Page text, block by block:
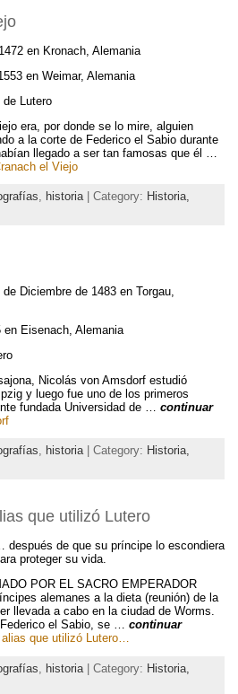
en Kronach, Alemania
en Weimar, Alemania
Lutero
era, por donde se lo mire, alguien
a la corte de Federico el Sabio durante
llegado a ser tan famosas que él …
el Viejo
, historia| Category: Historia,
de Diciembre de 1483 en Torgau,
en Eisenach, Alemania
Nicolás von Amsdorf estudió
y luego fue uno de los primeros
fundada Universidad de … continuar
, historia| Category: Historia,
que utilizó Lutero
después de que su príncipe lo escondiera
proteger su vida.
POR EL SACRO EMPERADOR
alemanes a la dieta (reunión) de la
llevada a cabo en la ciudad de Worms.
el Sabio, se … continuar
que utilizó Lutero…
historia | Category: Historia,